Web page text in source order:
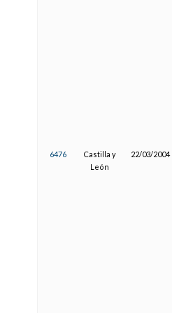
6476
Castilla y
León
22/03/2004